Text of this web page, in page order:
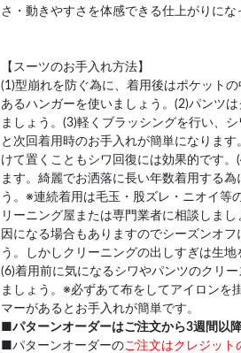
さ・動きやすさを体感できる仕上がりにな
【スーツのお手入れ方法】
(1)型崩れを防ぐ為に、着用後はポケット
あるハンガーを使いましょう。(2)パンツ
ましょう。(3)軽くブラッシングを行い、
と次回着用時のお手入れが簡単になりま
けて置くこともシワ回復には効果的です
ます。綺麗でお洒落に長い年数着用する
う。※連続着用は毛玉・股ズレ・ニオイ等
リーニング屋または専門業者に相談しま
因になる場合もありますのでシーズンオ
う。しかしクリーニングの出しすぎは生
(6)着用前に気になるシワやパンツのクリ
ましょう。※必ずあて布をしてアイロンを
マーがあるとお手入れが簡単です。
パターンオーダーはご注文から3週間以
■パターンオーダーのご注文はクレジット